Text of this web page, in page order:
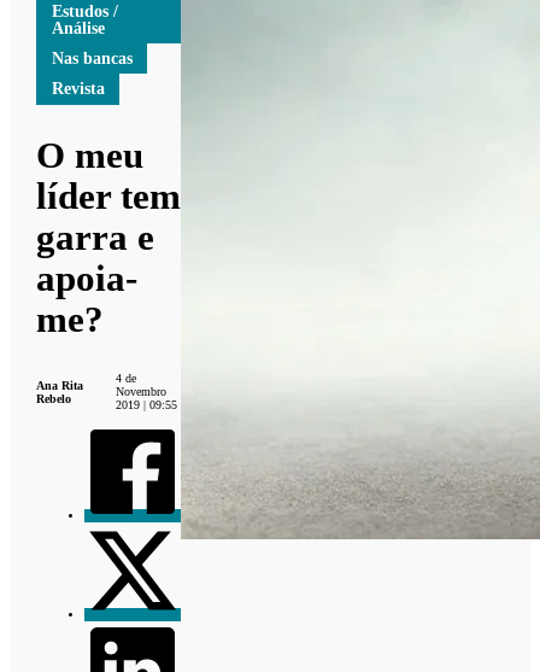
Estudos /
Análise
Nas bancas
Revista
O meu
líder tem
garra e
apoia-
me?
Ana Rita
Rebelo
4 de
Novembro
2019 | 09:55